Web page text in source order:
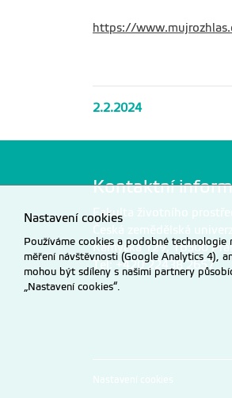
https://
2.2.2024
Kontaktní
Fakulta životního
Česká zemědělská
Kamýcká 129, 16500
Tel: +420 22438 2657
Nastavení cookies
Nastavení cookies
Používáme cookies a podobné
měření návštěvnosti (Google Analytics 4),
mohou být sdíleny s našimi partnery
„Nastavení cookies“.